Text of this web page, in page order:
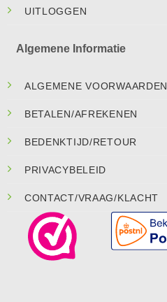
UITLOGGEN
Algemene Informatie
ALGEMENE VOORWAARDEN
BETALEN/AFREKENEN
BEDENKTIJD/RETOUR
PRIVACYBELEID
CONTACT/VRAAG/KLACHT